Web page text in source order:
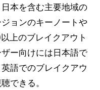
本を含む主要地域の
ョンのキーノートや
上のブレイクアウト
ー向けには日本語で
語でのブレイクアウ
できる。